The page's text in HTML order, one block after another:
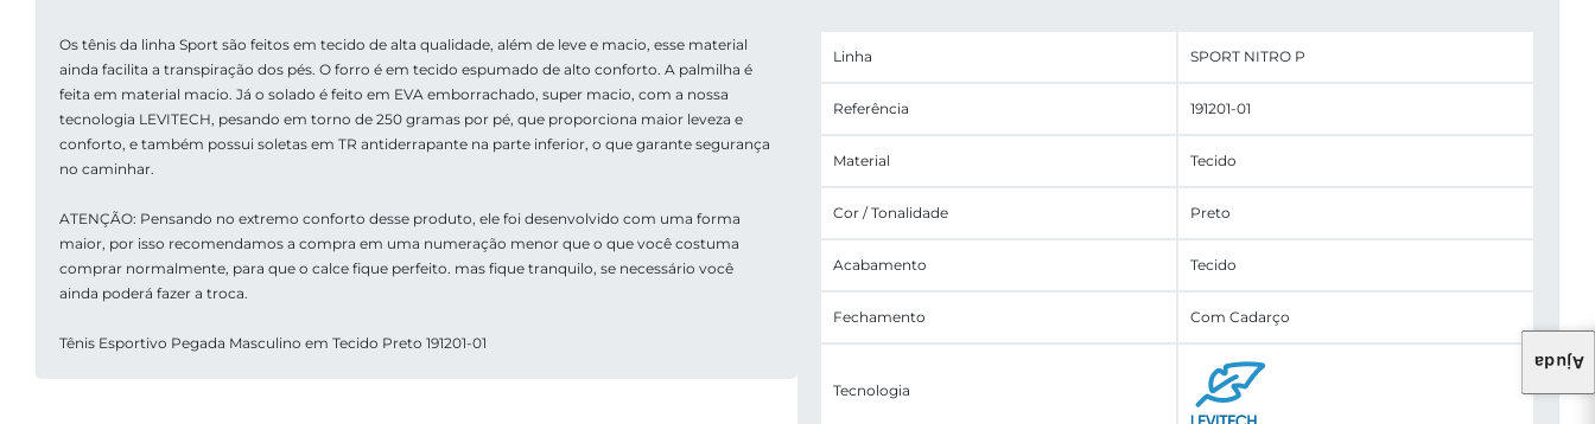
Ajuda
Os tênis da linha Sport são feitos em tecido de alta qualidade, além de leve e macio, esse material
ainda facilita a transpiração dos pés. O forro é em tecido espumado de alto conforto. A palmilha é
feita em material macio. Já o solado é feito em EVA emborrachado, super macio, com a nossa
tecnologia LEVITECH, pesando em torno de 250 gramas por pé, que proporciona maior leveza e
conforto, e também possui soletas em TR antiderrapante na parte inferior, o que garante segurança
no caminhar.
ATENÇÃO: Pensando no extremo conforto desse produto, ele foi desenvolvido com uma forma
maior, por isso recomendamos a compra em uma numeração menor que o que você costuma
comprar normalmente, para que o calce fique perfeito. mas fique tranquilo, se necessário você
ainda poderá fazer a troca.
Tênis Esportivo Pegada Masculino em Tecido Preto 191201-01
Linha SPORT NITRO P
Referência 191201-01
Material Tecido
Cor / Tonalidade Preto
Acabamento Tecido
Fechamento Com Cadarço
Tecnologia